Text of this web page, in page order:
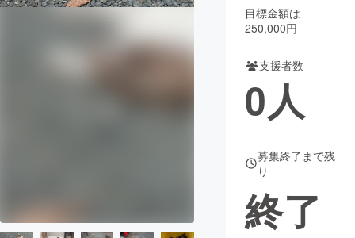
チャレンジ
CAMPFIRE Creation
目標金額は
250,000円
支援者数
0人
募集終了まで残
り
終了